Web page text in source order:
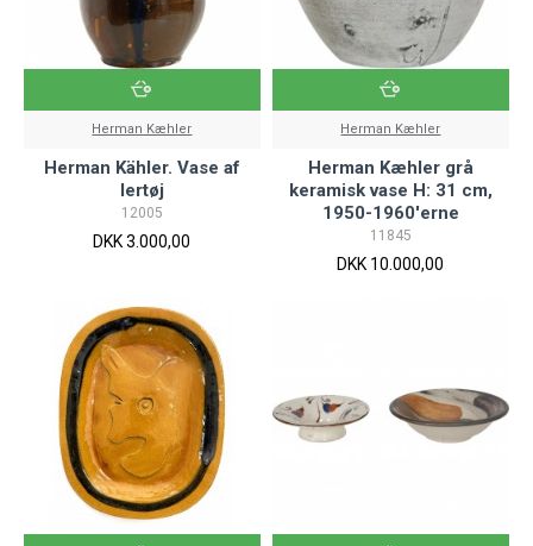
Herman Kæhler
Herman Kähler. Vase af
lertøj
12005
DKK 3.000,00
Herman Kæhler
Herman Kæhler grå
keramisk vase H: 31 cm,
1950-1960'erne
11845
DKK 10.000,00